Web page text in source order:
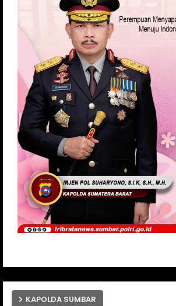
KAPOLDA SUMBAR